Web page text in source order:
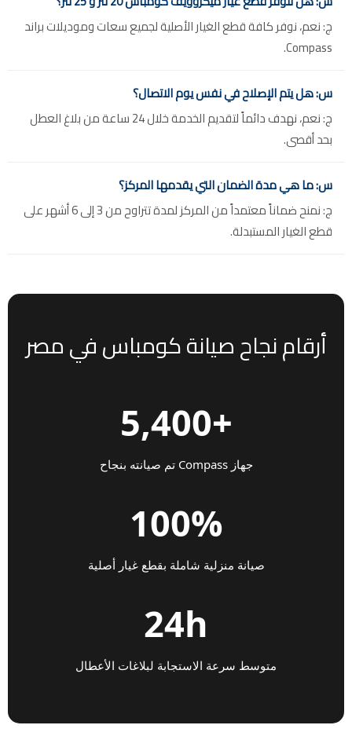
ج: نعم، نوفر كافة قطع الغيار الأصلية لجميع سعات وموديلات براند
Compass.
س: هل يتم الإصلاح في نفس يوم الاتصال؟
ج: نعم، نهدف دائماً لتقديم الخدمة خلال 24 ساعة من بلاغ العطل
بحد أقصى.
س: ما هي مدة الضمان التي يقدمها المركز؟
ج: نمنح ضماناً معتمداً من المركز لمدة تتراوح من 3 إلى 6 أشهر على
قطع الغيار المستبدلة.
أرقام نجاح صيانة كومباس في مصر
+5,400
جهاز Compass تم صيانته بنجاح
100%
صيانة منزلية شاملة بقطع غيار أصلية
24h
متوسط سرعة الاستجابة لبلاغات الأعطال